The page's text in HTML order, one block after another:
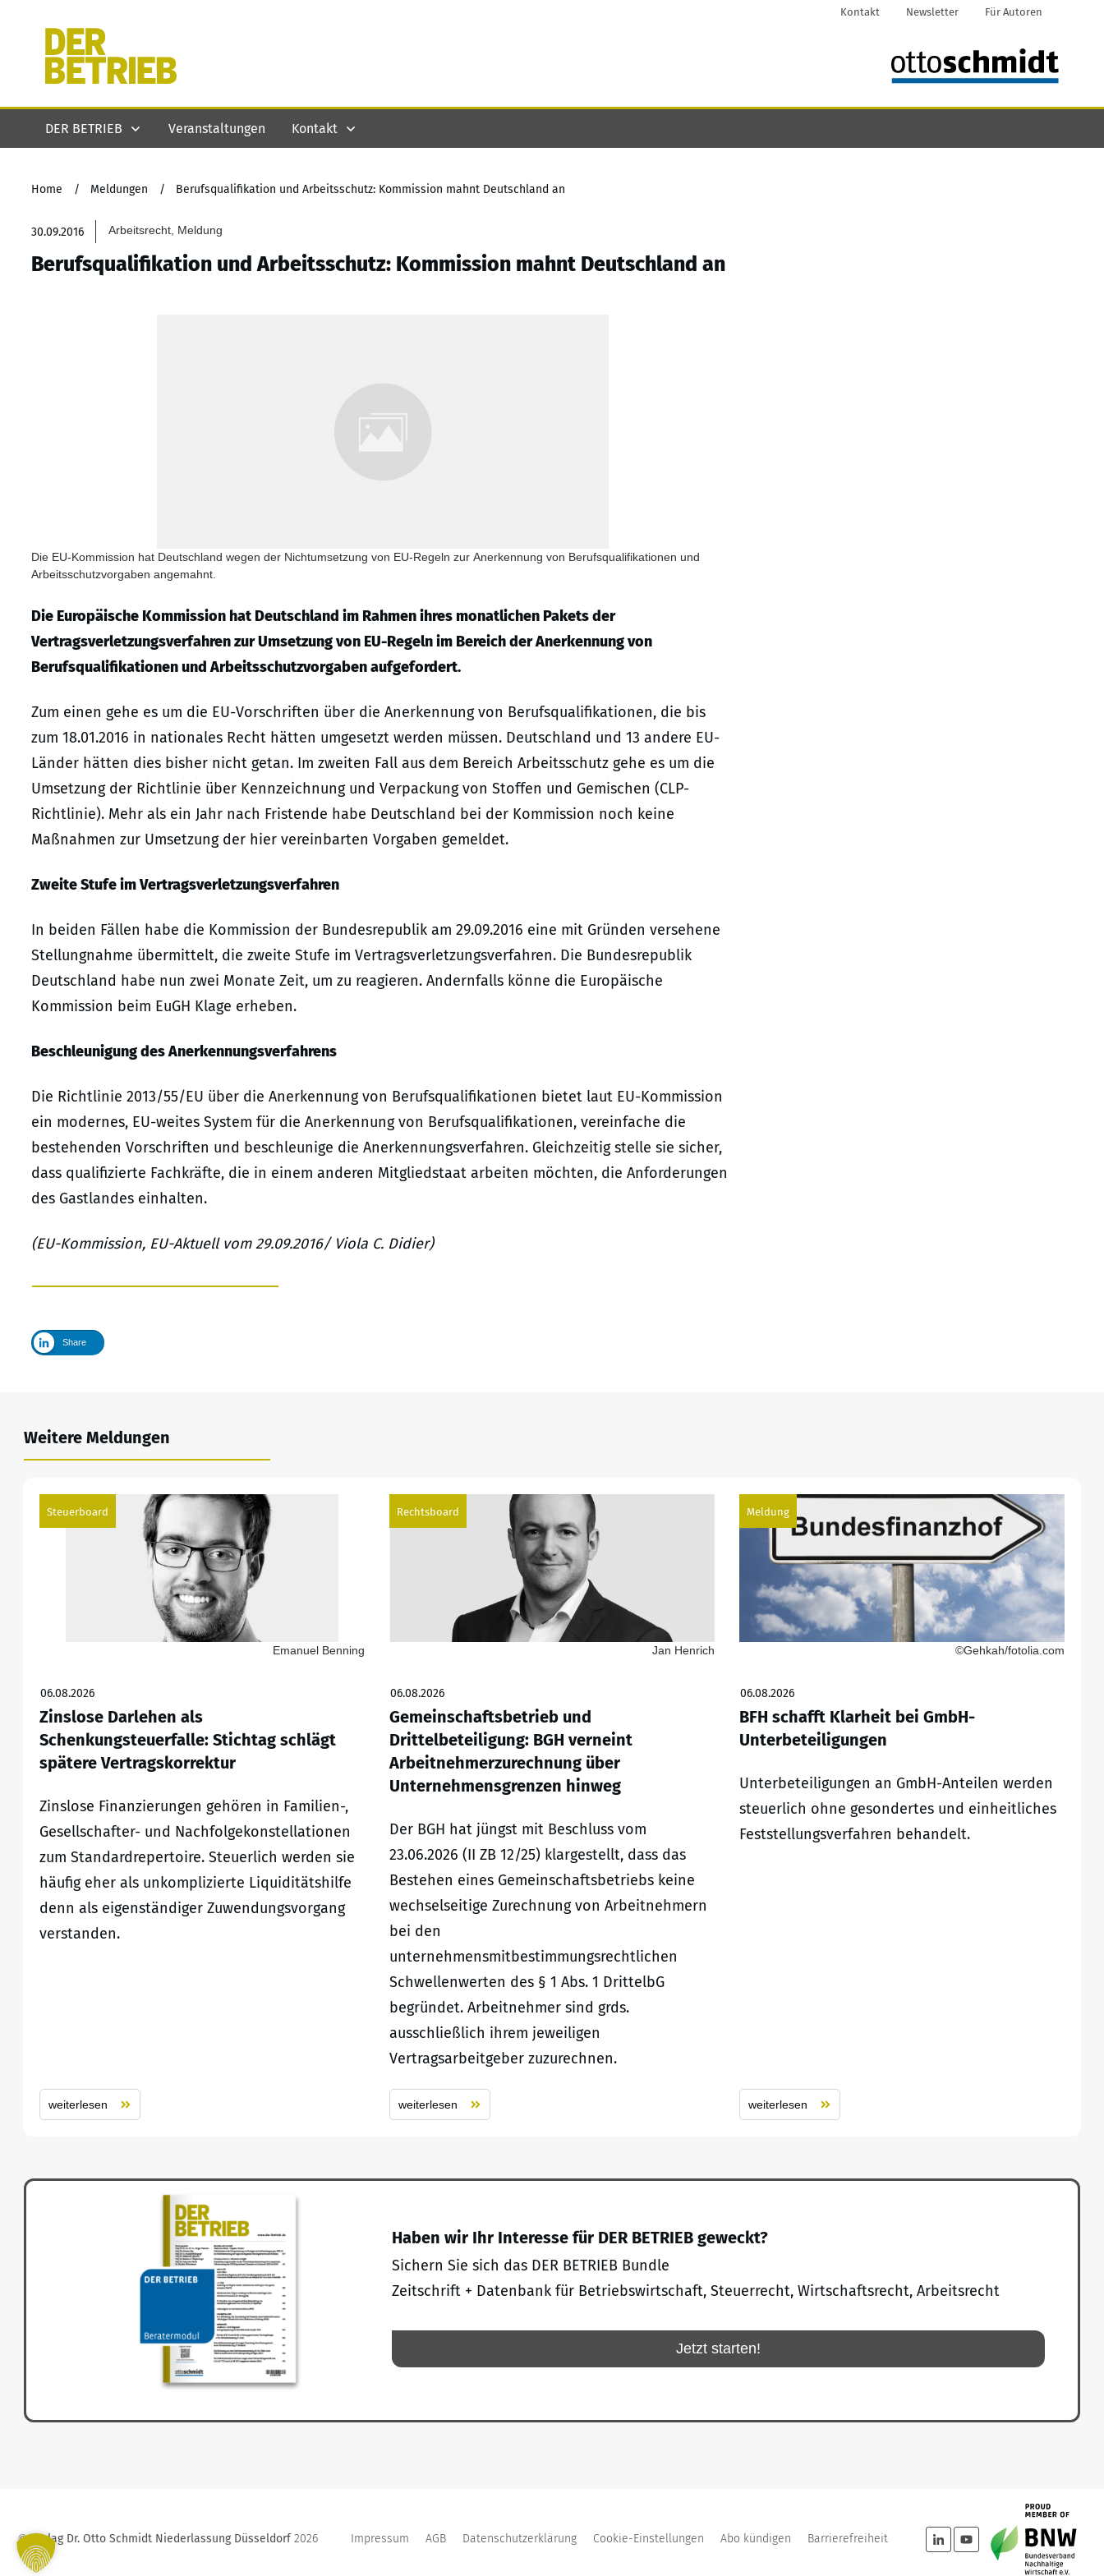
Kontakt Newsletter Für Autoren
DER BETRIEB Veranstaltungen Kontakt
Home / Meldungen / Berufsqualifikation und Arbeitsschutz: Kommission mahnt Deutschland an
30.09.2016 Arbeitsrecht, Meldung
Berufsqualifikation und Arbeitsschutz: Kommission mahnt Deutschland an
Die EU-Kommission hat Deutschland wegen der Nichtumsetzung von EU-Regeln zur Anerkennung von Berufsqualifikationen und
Arbeitsschutzvorgaben angemahnt.
Die Europäische Kommission hat Deutschland im Rahmen ihres monatlichen Pakets der
Vertragsverletzungsverfahren zur Umsetzung von EU-Regeln im Bereich der Anerkennung von
Berufsqualifikationen und Arbeitsschutzvorgaben aufgefordert.
Zum einen gehe es um die EU-Vorschriften über die Anerkennung von Berufsqualifikationen, die bis
zum 18.01.2016 in nationales Recht hätten umgesetzt werden müssen. Deutschland und 13 andere EU-
Länder hätten dies bisher nicht getan. Im zweiten Fall aus dem Bereich Arbeitsschutz gehe es um die
Umsetzung der Richtlinie über Kennzeichnung und Verpackung von Stoffen und Gemischen (CLP-
Richtlinie). Mehr als ein Jahr nach Fristende habe Deutschland bei der Kommission noch keine
Maßnahmen zur Umsetzung der hier vereinbarten Vorgaben gemeldet.
Zweite Stufe im Vertragsverletzungsverfahren
In beiden Fällen habe die Kommission der Bundesrepublik am 29.09.2016 eine mit Gründen versehene
Stellungnahme übermittelt, die zweite Stufe im Vertragsverletzungsverfahren. Die Bundesrepublik
Deutschland habe nun zwei Monate Zeit, um zu reagieren. Andernfalls könne die Europäische
Kommission beim EuGH Klage erheben.
Beschleunigung des Anerkennungsverfahrens
Die Richtlinie 2013/55/EU über die Anerkennung von Berufsqualifikationen bietet laut EU-Kommission
ein modernes, EU-weites System für die Anerkennung von Berufsqualifikationen, vereinfache die
bestehenden Vorschriften und beschleunige die Anerkennungsverfahren. Gleichzeitig stelle sie sicher,
dass qualifizierte Fachkräfte, die in einem anderen Mitgliedstaat arbeiten möchten, die Anforderungen
des Gastlandes einhalten.
(EU-Kommission, EU-Aktuell vom 29.09.2016/ Viola C. Didier)
Share
Weitere Meldungen
Steuerboard
Emanuel Benning
06.08.2026
Zinslose Darlehen als
Schenkungsteuerfalle: Stichtag schlägt
spätere Vertragskorrektur
Zinslose Finanzierungen gehören in Familien-,
Gesellschafter- und Nachfolgekonstellationen
zum Standardrepertoire. Steuerlich werden sie
häufig eher als unkomplizierte Liquiditätshilfe
denn als eigenständiger Zuwendungsvorgang
verstanden.
weiterlesen
Rechtsboard
Jan Henrich
06.08.2026
Gemeinschaftsbetrieb und
Drittelbeteiligung: BGH verneint
Arbeitnehmerzurechnung über
Unternehmensgrenzen hinweg
Der BGH hat jüngst mit Beschluss vom
23.06.2026 (II ZB 12/25) klargestellt, dass das
Bestehen eines Gemeinschaftsbetriebs keine
wechselseitige Zurechnung von Arbeitnehmern
bei den
unternehmensmitbestimmungsrechtlichen
Schwellenwerten des § 1 Abs. 1 DrittelbG
begründet. Arbeitnehmer sind grds.
ausschließlich ihrem jeweiligen
Vertragsarbeitgeber zuzurechnen.
weiterlesen
Meldung
©Gehkah/fotolia.com
06.08.2026
BFH schafft Klarheit bei GmbH-
Unterbeteiligungen
Unterbeteiligungen an GmbH-Anteilen werden
steuerlich ohne gesondertes und einheitliches
Feststellungsverfahren behandelt.
weiterlesen
Haben wir Ihr Interesse für DER BETRIEB geweckt?
Sichern Sie sich das DER BETRIEB Bundle
Zeitschrift + Datenbank für Betriebswirtschaft, Steuerrecht, Wirtschaftsrecht, Arbeitsrecht
Jetzt starten!
©Verlag Dr. Otto Schmidt Niederlassung Düsseldorf 2026 Impressum AGB Datenschutzerklärung Cookie-Einstellungen Abo kündigen Barrierefreiheit